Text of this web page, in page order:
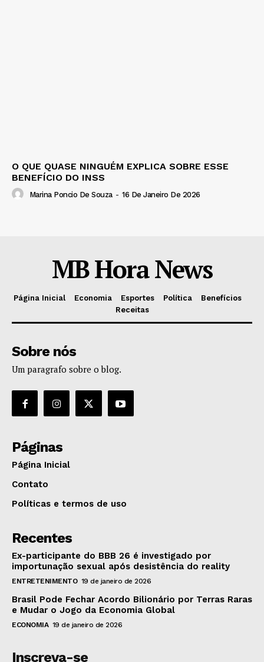
O QUE QUASE NINGUÉM EXPLICA SOBRE ESSE
BENEFÍCIO DO INSS
Marina Poncio De Souza - 16 De Janeiro De 2026
MB Hora News
Página Inicial Economia Esportes Política
Benefícios
Receitas
Sobre nós
Um paragrafo sobre o blog.
Páginas
Página Inicial
Contato
Políticas e termos de uso
Recentes
Ex-participante do BBB 26 é investigado por
importunação sexual após desistência do reality
ENTRETENIMENTO 19 de janeiro de 2026
Brasil Pode Fechar Acordo Bilionário por Terras Raras
e Mudar o Jogo da Economia Global
ECONOMIA 19 de janeiro de 2026
Inscreva-se